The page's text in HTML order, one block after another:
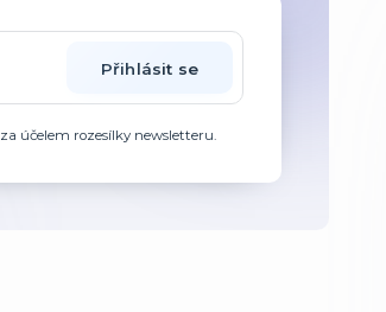
Přihlásit se
za účelem rozesílky newsletteru.